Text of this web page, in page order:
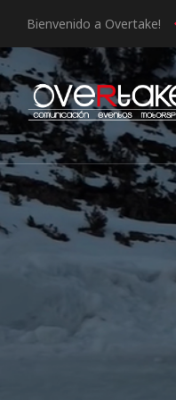
Bienvenido a Overtake!